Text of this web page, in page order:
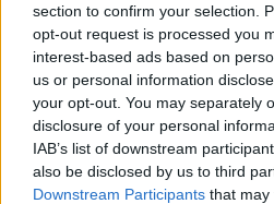
section to confirm your selection.
opt-out request is processed you
interest-based ads based on
us or personal information
your opt-out. You may separately
disclosure of your personal
IAB’s list of downstream
also be disclosed by us to third
Downstream Participants that may
Imre
Oktatás és nevelés területén
szabadidőmben írok. Szeretek
mögé és közben keresem az embert,
mögött. Néha meséket is írok,